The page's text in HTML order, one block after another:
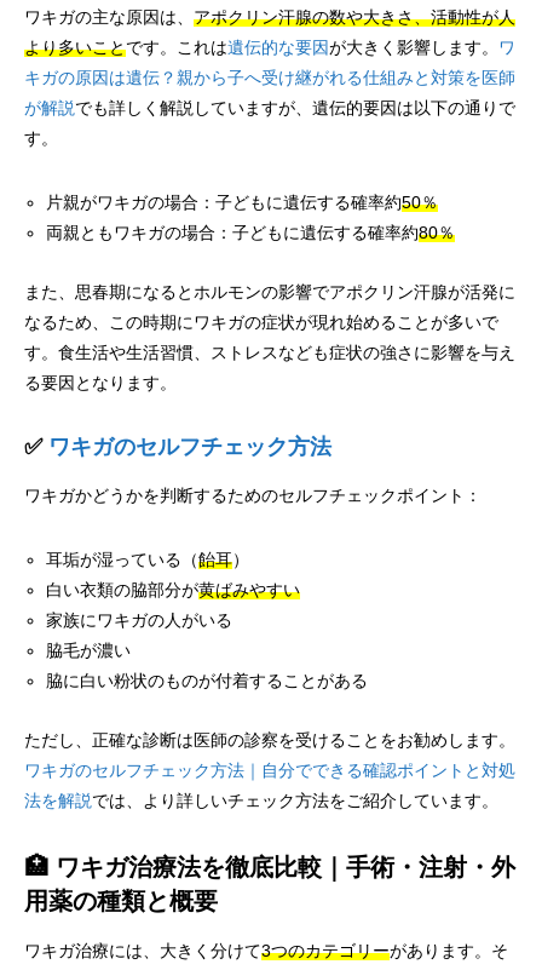
ワキガの主な原因は、 アポクリン汗腺の数や大きさ、活動性が人
より多いことです。これは遺伝的な要因が大きく影響します。 ワ
キガの原因は遺伝？親から子へ受け継がれる仕組みと対策を医師
が解説でも詳しく解説していますが、遺伝的要因は以下の通りで
す。
片親がワキガの場合：子どもに遺伝する確率約50％
両親ともワキガの場合：子どもに遺伝する確率約80％
また、思春期になるとホルモンの影響でアポクリン汗腺が活発に
なるため、この時期にワキガの症状が現れ始めることが多いで
す。食生活や生活習慣、ストレスなども症状の強さに影響を与え
る要因となります。
✅ ワキガのセルフチェック方法
ワキガかどうかを判断するためのセルフチェックポイント：
耳垢が湿っている（飴耳）
白い衣類の脇部分が黄ばみやすい
家族にワキガの人がいる
脇毛が濃い
脇に白い粉状のものが付着することがある
ただし、正確な診断は医師の診察を受けることをお勧めします。
ワキガのセルフチェック方法｜自分でできる確認ポイントと対処
法を解説では、より詳しいチェック方法をご紹介しています。
🏥 ワキガ治療法を徹底比較｜手術・注射・外
用薬の種類と概要
ワキガ治療には、大きく分けて3つのカテゴリーがあります。そ